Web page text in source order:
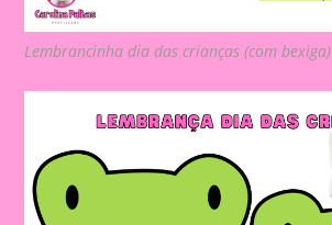
Lembrancinha dia das crianças (com bexiga)